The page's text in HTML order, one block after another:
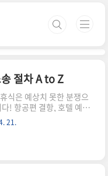
절차 A to Z
식은 예상치 못한 분쟁으
! 항공편 결항, 호텔 예약
… 생각만 해도 아찔하
떻게 대처해야 할까요?
바로 시작합니다! (민사
, 해외여행 분쟁 등 핵심
21.